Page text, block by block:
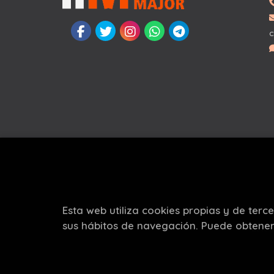
Este
Esta web utiliza cookies propias y de
sus hábitos de navegación. Puede